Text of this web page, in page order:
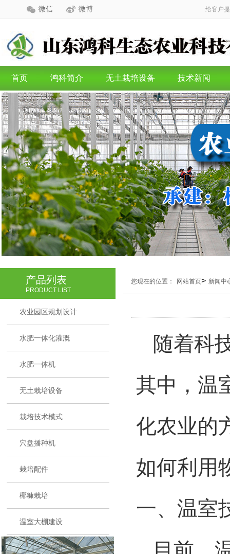
微信 微博 给客户
首页 鸿科简介 无土栽培设备 技术新闻
产品列表
PRODUCT LIST
农业园区规划设计
水肥一体化灌溉
水肥一体机
无土栽培设备
栽培技术模式
穴盘播种机
栽培配件
椰糠栽培
温室大棚建设
您现在的位置： 网站首页> 新闻中
随着科
其中，温
化农业的
如何利用
一、 温室